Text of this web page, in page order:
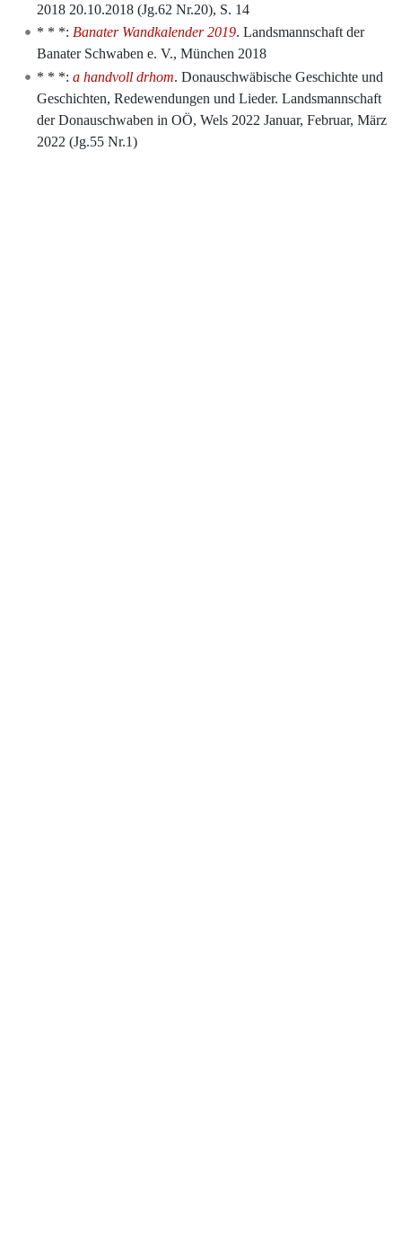
2018 20.10.2018 (Jg.62 Nr.20), S. 14
* * *: Banater Wandkalender 2019. Landsmannschaft der
Banater Schwaben e. V., München 2018
* * *: a handvoll drhom. Donauschwäbische Geschichte und
Geschichten, Redewendungen und Lieder. Landsmannschaft
der Donauschwaben in OÖ, Wels 2022 Januar, Februar, März
2022 (Jg.55 Nr.1)